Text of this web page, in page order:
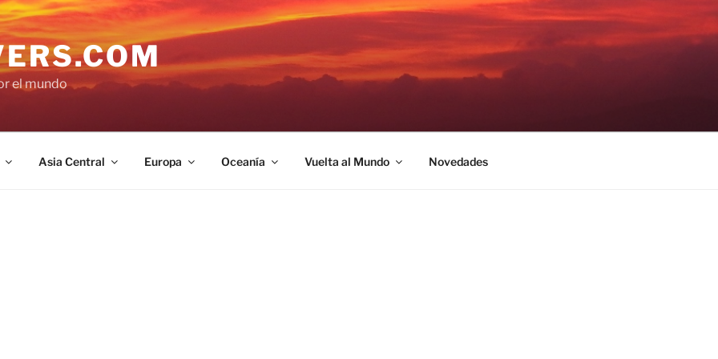
el mundo
Asia Central Europa Oceanía Vuelta al Mundo Novedades